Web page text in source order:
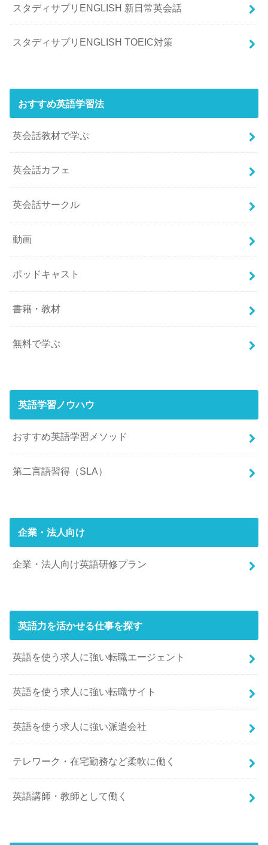
スタディサプリENGLISH 新日常英会話
スタディサプリENGLISH TOEIC対策
おすすめ英語学習法
英会話教材で学ぶ
英会話カフェ
英会話サークル
動画
ポッドキャスト
書籍・教材
無料で学ぶ
英語学習ノウハウ
おすすめ英語学習メソッド
第二言語習得（SLA）
企業・法人向け
企業・法人向け英語研修プラン
英語力を活かせる仕事を探す
英語を使う求人に強い転職エージェント
英語を使う求人に強い転職サイト
英語を使う求人に強い派遣会社
テレワーク・在宅勤務など柔軟に働く
英語講師・教師として働く